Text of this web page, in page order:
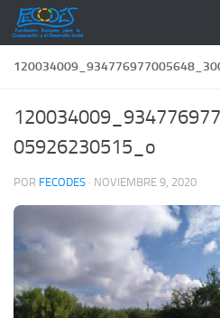
Saltar al contenido
05926230515_o
POR FECODES · NOVIEMBRE 9, 2020